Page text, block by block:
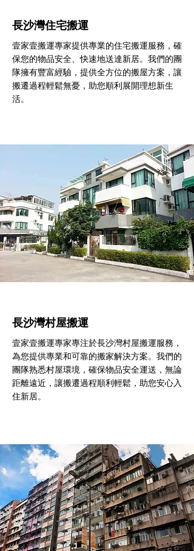
長沙灣住宅搬運
壹家壹搬運專家提供專業的住宅搬運服務，確
保您的物品安全、快速地送達新居。我們的團
隊擁有豐富經驗，提供全方位的搬屋方案，讓
搬遷過程輕鬆無憂，助您順利展開理想新生
活。
長沙灣村屋搬運
壹家壹搬運專家專注於長沙灣村屋搬運服務，
為您提供專業和可靠的搬家解決方案。我們的
團隊熟悉村屋環境，確保物品安全運送，無論
距離遠近，讓搬遷過程順利輕鬆，助您安心入
住新居。